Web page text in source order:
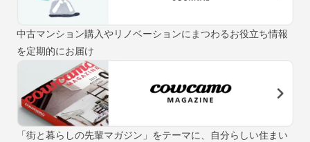
中古マンション購入やリノベーションにまつわるお役立ち情報
を定期的にお届け
「街と暮らしの先輩マガジン」をテーマに、自分らしい住まい